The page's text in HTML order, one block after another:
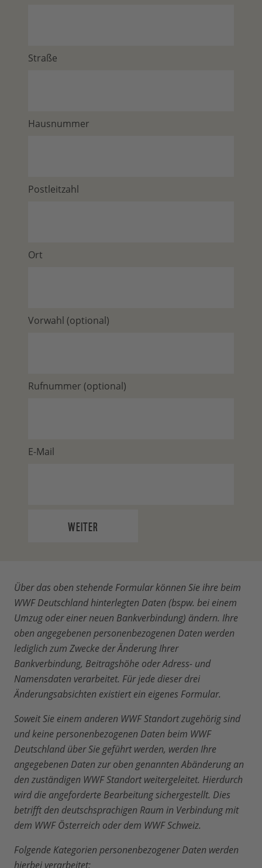
Straße
Hausnummer
Postleitzahl
Ort
Vorwahl (optional)
Rufnummer (optional)
E-Mail
WEITER
Über das oben stehende Formular können Sie ihre beim
WWF Deutschland hinterlegten Daten (bspw. bei einem
Umzug oder einer neuen Bankverbindung) ändern. Ihre
oben angegebenen personenbezogenen Daten werden
lediglich zum Zwecke der Änderung Ihrer
Bankverbindung, Beitragshöhe oder Adress- und
Namensdaten verarbeitet. Für jede dieser drei
Änderungsabsichten existiert ein eigenes Formular.
Soweit Sie einem anderen WWF Standort zugehörig sind
und keine personenbezogenen Daten beim WWF
Deutschland über Sie geführt werden, werden Ihre
angegebenen Daten zur oben genannten Abänderung an
den zuständigen WWF Standort weitergeleitet. Hierdurch
wird die angeforderte Bearbeitung sichergestellt. Dies
betrifft den deutschsprachigen Raum in Verbindung mit
dem WWF Österreich oder dem WWF Schweiz.
Folgende Kategorien personenbezogener Daten werden
hierbei verarbeitet: